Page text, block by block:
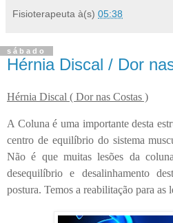
Fisioterapeuta à(s) 05:38
sábado
Hérnia Discal / Dor
Hérnia Discal ( Dor nas Costas )
A Coluna é uma importante desta
centro de equilíbrio do sistema
Não é que muitas lesões da
desequilíbrio e desalinhamento
postura. Temos a reabilitação para as